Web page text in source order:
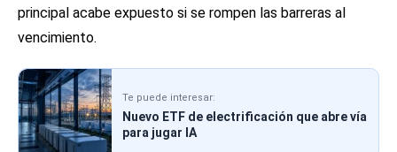
principal acabe expuesto si se rompen las barreras al
vencimiento.
Te puede interesar:
Nuevo ETF de electrificación que abre vía
para jugar IA